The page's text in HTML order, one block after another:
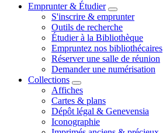
Emprunter & Étudier
S'inscrire & emprunter
Outils de recherche
Étudier à la Bibliothèque
Empruntez nos bibliothécaires
Réserver une salle de réunion
Demander une numérisation
Collections
Affiches
Cartes & plans
Dépôt légal & Genevensia
Iconographie